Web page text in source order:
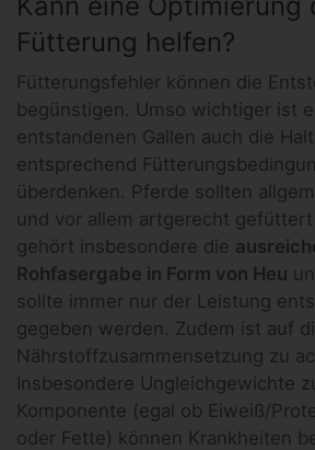
Fütterung helfen?
Fütterungsfehler können die
begünstigen. Umso wichtiger ist
entstandenen Gallen auch die
entsprechend
überdenken. Pferde sollten
und vor allem artgerecht
gehört insbesondere die
Rohfasergabe in Form von Heu
sollte immer nur der Leistung
gegeben werden. Zudem ist auf
Nährstoffzusammensetzung zu
Insbesondere Ungleichgewichte
Komponente (egal ob Eiweiß/
oder Fette) können Krankheiten